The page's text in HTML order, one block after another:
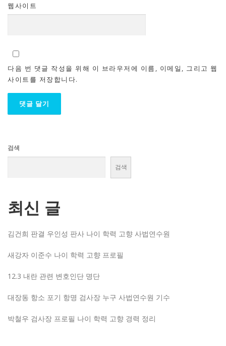
웹사이트
다음 번 댓글 작성을 위해 이 브라우저에 이름, 이메일, 그리고 웹
사이트를 저장합니다.
검색
검색
최신 글
김건희 판결 우인성 판사 나이 학력 고향 사법연수원
새강자 이준수 나이 학력 고향 프로필
12.3 내란 관련 변호인단 명단
대장동 항소 포기 항명 검사장 누구 사법연수원 기수
박철우 검사장 프로필 나이 학력 고향 경력 정리